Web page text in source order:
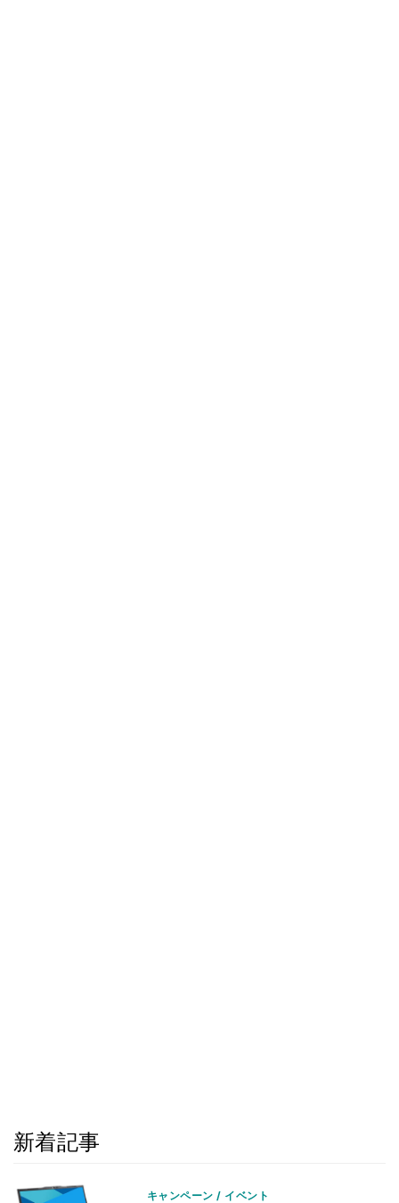
新着記事
キャンペーン / イベント